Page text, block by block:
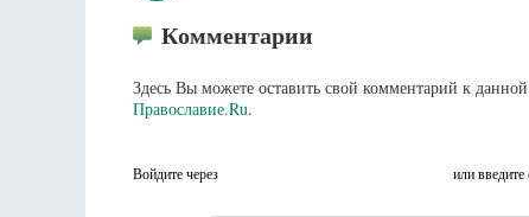
Комментарии
Здесь Вы можете оставить свой комментарий к
Православие.Ru.
Войдите через или